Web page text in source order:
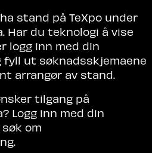
stand på TeXpo under
Har du teknologi å vise
logg inn med din
fyll ut søknadsskjemaene
arrangør av stand.
tilgang på
Logg inn med din
om